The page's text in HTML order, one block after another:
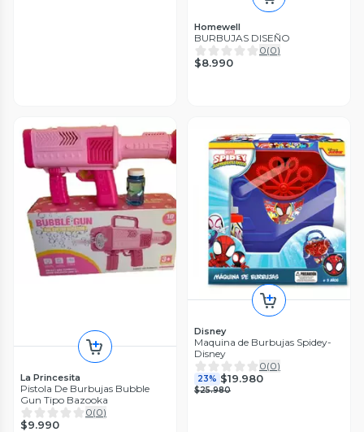
Homewell
BURBUJAS DISEÑO
0(0)
$8.990
La Princesita
Pistola De Burbujas Bubble
Gun Tipo Bazooka
0(0)
$9.990
Disney
Maquina de Burbujas Spidey-
Disney
0(0)
23% $19.980
$25.980